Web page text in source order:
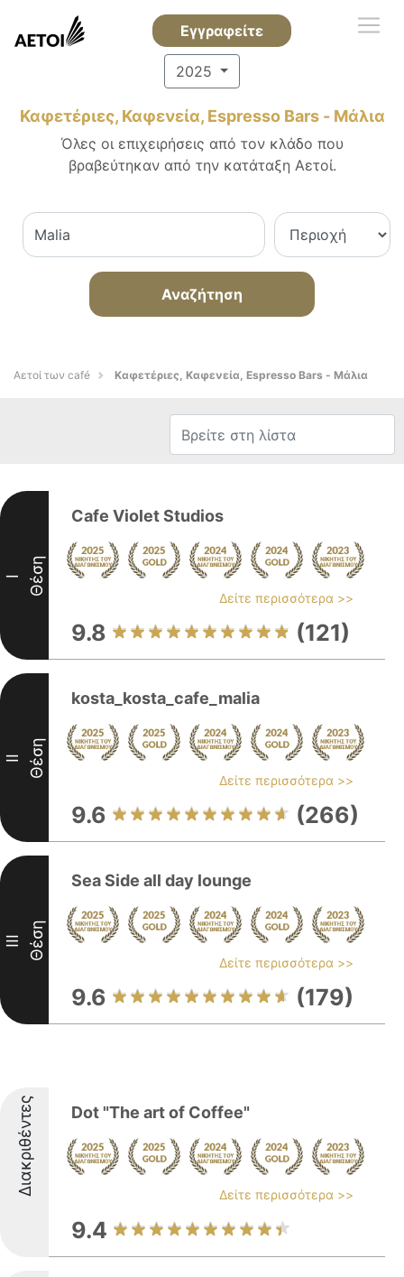
Εγγραφείτε
2025
Καφετέριες, Καφενεία, Espresso Bars - Μάλια
Όλες οι επιχειρήσεις από τον κλάδο που
βραβεύτηκαν από την κατάταξη Αετοί.
Αναζήτηση
Αετοί των café Καφετέριες, Καφενεία, Espresso Bars - Μάλια
I Θέση
Cafe Violet Studios
Δείτε περισσότερα >>
9.8 (121)
II Θέση
kosta_kosta_cafe_malia
Δείτε περισσότερα >>
9.6 (266)
III Θέση
Sea Side all day lounge
Δείτε περισσότερα >>
9.6 (179)
Διακριθέντες Dot "The art of Coffee"
Δείτε περισσότερα >>
9.4